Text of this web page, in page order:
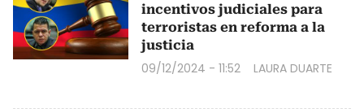
incentivos judiciales para
terroristas en reforma a la
justicia
09/12/2024 - 11:52 LAURA DUARTE